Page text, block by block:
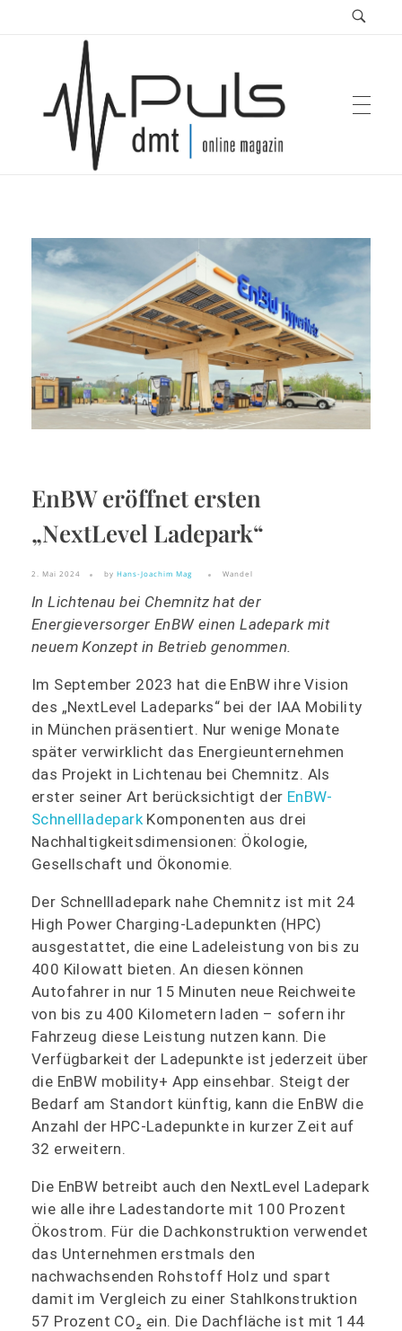
Puls Magazin
EnBW eröffnet ersten
„NextLevel Ladepark“
2. Mai 2024 by Hans-Joachim Mag Wandel
In Lichtenau bei Chemnitz hat der
Energieversorger EnBW einen Ladepark mit
neuem Konzept in Betrieb genommen.
Im September 2023 hat die EnBW ihre Vision
des „NextLevel Ladeparks“ bei der IAA Mobility
in München präsentiert. Nur wenige Monate
später verwirklicht das Energieunternehmen
das Projekt in Lichtenau bei Chemnitz. Als
erster seiner Art berücksichtigt der EnBW-
Schnellladepark Komponenten aus drei
Nachhaltigkeitsdimensionen: Ökologie,
Gesellschaft und Ökonomie.
Der Schnellladepark nahe Chemnitz ist mit 24
High Power Charging-Ladepunkten (HPC)
ausgestattet, die eine Ladeleistung von bis zu
400 Kilowatt bieten. An diesen können
Autofahrer in nur 15 Minuten neue Reichweite
von bis zu 400 Kilometern laden – sofern ihr
Fahrzeug diese Leistung nutzen kann. Die
Verfügbarkeit der Ladepunkte ist jederzeit über
die EnBW mobility+ App einsehbar. Steigt der
Bedarf am Standort künftig, kann die EnBW die
Anzahl der HPC-Ladepunkte in kurzer Zeit auf
32 erweitern.
Die EnBW betreibt auch den NextLevel Ladepark
wie alle ihre Ladestandorte mit 100 Prozent
Ökostrom. Für die Dachkonstruktion verwendet
das Unternehmen erstmals den
nachwachsenden Rohstoff Holz und spart
damit im Vergleich zu einer Stahlkonstruktion
57 Prozent CO₂ ein. Die Dachfläche ist mit 144